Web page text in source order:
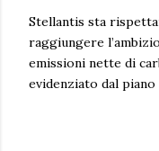
Stellantis sta
raggiungere
emissioni nette di
evidenziato dal